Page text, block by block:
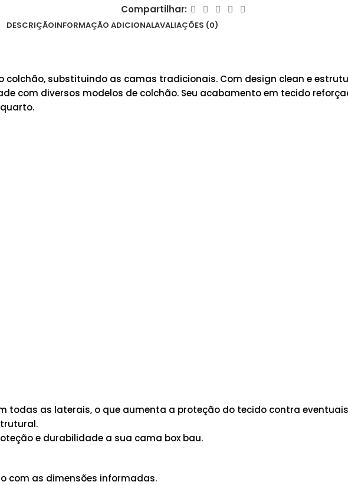
Compartilhar:
DESCRIÇÃOINFORMAÇÃO ADICIONALAVALIAÇÕES (0)
colchão, substituindo as camas tradicionais. Com design clean e
com diversos modelos de colchão. Seu acabamento em tecido
todas as laterais, o que aumenta a proteção do tecido contra
e durabilidade a sua cama box bau.
com as dimensões informadas.